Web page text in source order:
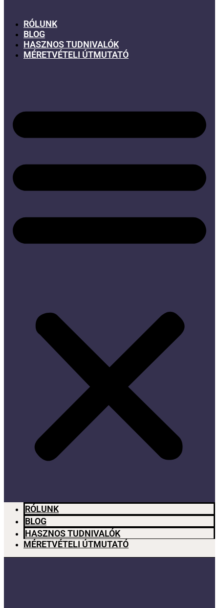
RÓLUNK
BLOG
HASZNOS TUDNIVALÓK
MÉRETVÉTELI ÚTMUTATÓ
RÓLUNK
BLOG
HASZNOS TUDNIVALÓK
MÉRETVÉTELI ÚTMUTATÓ